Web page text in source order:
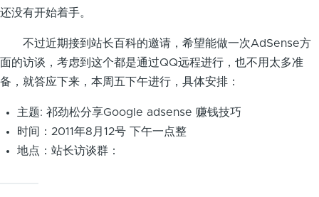
还没有开始着手。
不过近期接到站长百科的邀请，希望能做一次AdSense方
面的访谈，考虑到这个都是通过QQ远程进行，也不用太多准
备，就答应下来，本周五下午进行，具体安排：
主题: 祁劲松分享Google adsense 赚钱技巧
时间：2011年8月12号 下午一点整
地点：站长访谈群：